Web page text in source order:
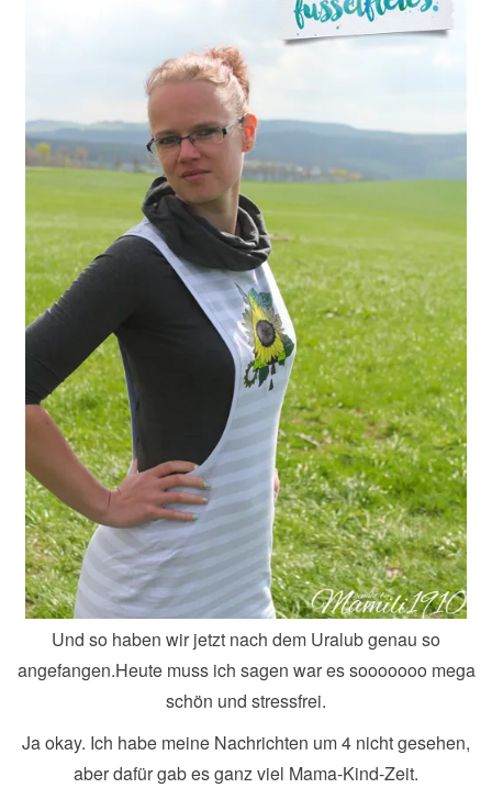
Und so haben wir jetzt nach dem Uralub genau so
angefangen.Heute muss ich sagen war es sooooooo mega
schön und stressfrei.
Ja okay. Ich habe meine Nachrichten um 4 nicht gesehen,
aber dafür gab es ganz viel Mama-Kind-Zeit.